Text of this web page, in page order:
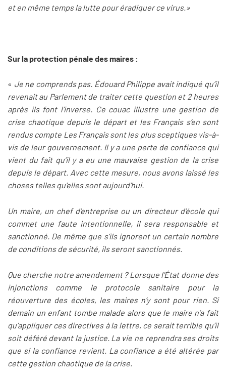
et en même temps la lutte pour éradiquer ce virus.»
Sur la protection pénale des maires :
« Je ne comprends pas. Édouard Philippe avait indiqué qu’il
revenait au Parlement de traiter cette question et 2 heures
après ils font l’inverse. Ce couac illustre une gestion de
crise chaotique depuis le départ et les Français s’en sont
rendus compte Les Français sont les plus sceptiques vis-à-
vis de leur gouvernement. Il y a une perte de confiance qui
vient du fait qu’il y a eu une mauvaise gestion de la crise
depuis le départ. Avec cette mesure, nous avons laissé les
choses telles qu’elles sont aujourd’hui.
Un maire, un chef d’entreprise ou un directeur d’école qui
commet une faute intentionnelle, il sera responsable et
sanctionné. De même que s’ils ignorent un certain nombre
de conditions de sécurité, ils seront sanctionnés.
Que cherche notre amendement ? Lorsque l’État donne des
injonctions comme le protocole sanitaire pour la
réouverture des écoles, les maires n’y sont pour rien. Si
demain un enfant tombe malade alors que le maire n’a fait
qu’appliquer ces directives à la lettre, ce serait terrible qu’il
soit déféré devant la justice. La vie ne reprendra ses droits
que si la confiance revient. La confiance a été altérée par
cette gestion chaotique de la crise.